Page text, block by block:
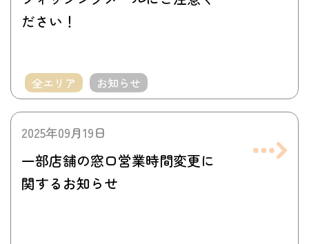
全エリア お知らせ
ださい！
2025年09月19日
一部店舗の窓口営業時間変更に
関するお知らせ